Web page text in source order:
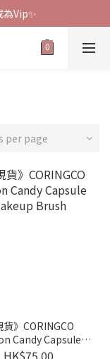
Vip✨
per page
貨》CORINGCO
Candy Capsule
Makeup Brush
HK$75.00